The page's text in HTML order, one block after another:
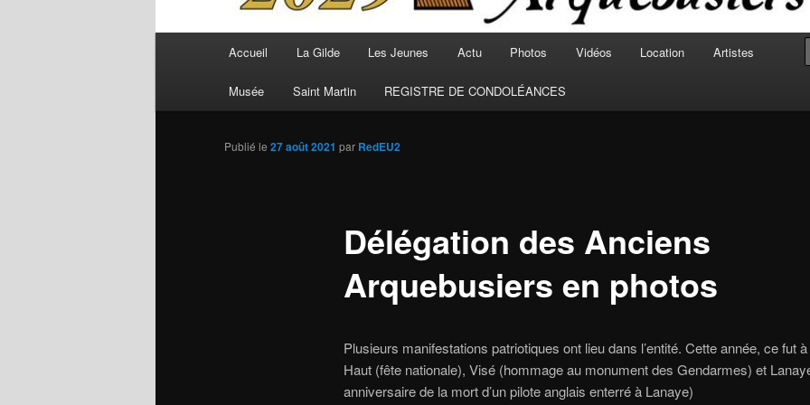
Accueil La Gilde Les Jeunes Actu Photos Vidéos Location Artistes
Musée Saint Martin REGISTRE DE CONDOLÉANCES
Délégation des Anciens
Arquebusiers en photos
Publié le 27 août 2021 par RedEU2
Plusieurs manifestations patriotiques ont lieu dans l’entité. Cette année, ce fut
Haut (fête nationale), Visé (hommage au monument des Gendarmes) et
anniversaire de la mort d’un pilote anglais enterré à Lanaye)